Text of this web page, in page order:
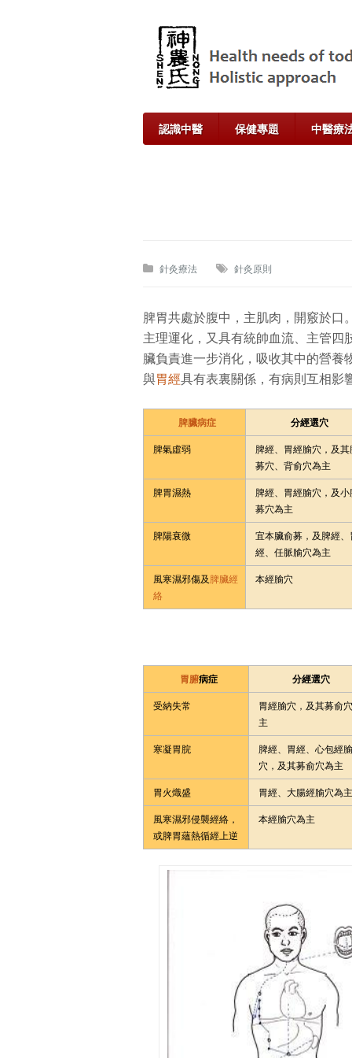
認識中醫 保健專題 中醫療
針灸療法 針灸原則
脾胃共處於腹中，主肌肉，開竅於
主理運化，又具有統帥血流、主管四
臟負責進一步消化，吸收其中的營
與胃經具有表裏關係，有病則互相影
脾臟病症
分經選穴
脾氣虛弱
脾經、胃經腧穴，及其
募穴、背俞穴為主
脾胃濕熱
脾經、胃經腧穴，及小
募穴為主
脾陽衰微
宜本臟俞募，及脾經、
經、任脈腧穴為主
風寒濕邪傷及脾臟經
絡
本經腧穴
胃腑病症
分經選穴
受納失常
胃經腧穴，及其募俞
主
寒凝胃脘
脾經、胃經、心包經腧
穴，及其募俞穴為主
胃火熾盛
胃經、大腸經腧穴為主
風寒濕邪侵襲經絡，
或脾胃蘊熱循經上逆
本經腧穴為主